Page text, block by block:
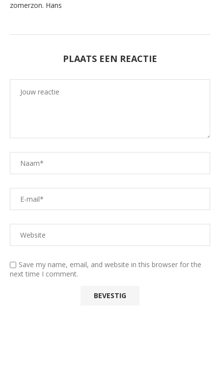
zomerzon. Hans
PLAATS EEN REACTIE
Save my name, email, and website in this browser for the
next time I comment.